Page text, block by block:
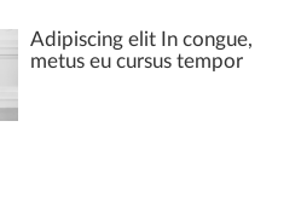
Adipiscing elit In congue,
metus eu cursus tempor